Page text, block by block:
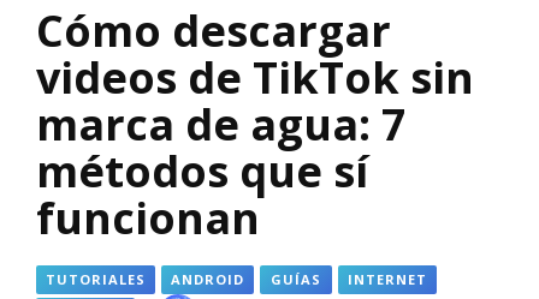
Cómo descargar
videos de TikTok sin
marca de agua: 7
métodos que sí
funcionan
TUTORIALES ANDROID GUÍAS
INTERNET